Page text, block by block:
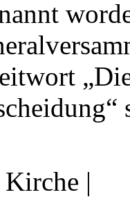
|